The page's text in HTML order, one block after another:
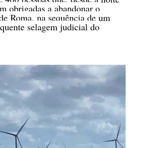
obrigadas a abandonar o
Roma, na sequência de um
selagem judicial do